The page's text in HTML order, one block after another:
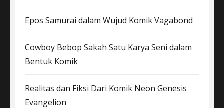
Epos Samurai dalam Wujud Komik Vagabond
Cowboy Bebop Sakah Satu Karya Seni dalam
Bentuk Komik
Realitas dan Fiksi Dari Komik Neon Genesis
Evangelion